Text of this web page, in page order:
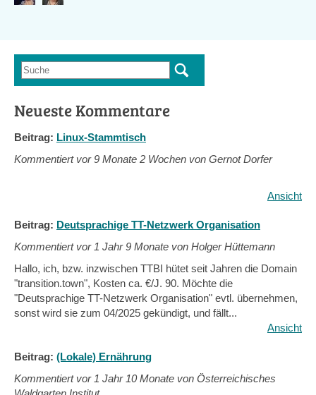
Suchformular
Suche
Neueste Kommentare
Beitrag: Linux-Stammtisch
Kommentiert vor9 Monate 2 Wochen von Gernot Dorfer
Ansicht
Beitrag: Deutsprachige TT-Netzwerk Organisation
Kommentiert vor 1 Jahr 9 Monate von Holger Hüttemann
Hallo, ich, bzw. inzwischen TTBI hütet seit Jahren die Domain
"transition.town", Kosten ca. €/J. 90. Möchte die
"Deutsprachige TT-Netzwerk Organisation" evtl. übernehmen,
sonst wird sie zum 04/2025 gekündigt, und fällt...
Ansicht
Beitrag: (Lokale) Ernährung
Kommentiert vor 1 Jahr 10 Monate von Österreichisches